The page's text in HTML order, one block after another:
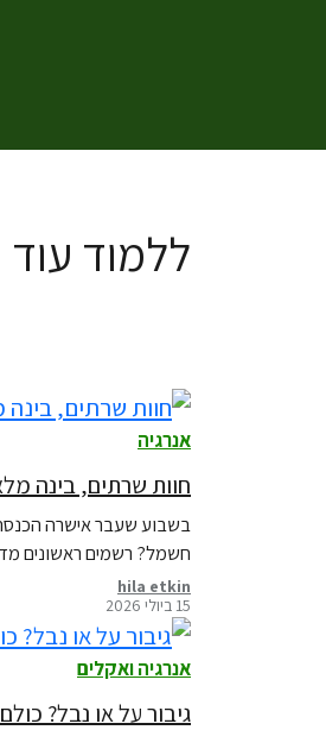
ללמוד עוד
אנרגיה
חוות שרתים, בינה
בשבוע שעבר אישרה הכנסת
חשמל? רשמים ראשונים
hila etkin
15 ביולי 2026
אנרגיה ואקלים
גיבור על או נבל?